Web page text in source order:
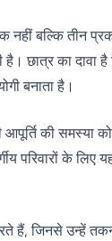
नहीं बल्कि तीन
छात्र का दावा है
बनाता है।
की समस्या
परिवारों के
हैं, जिनसे उन्हें